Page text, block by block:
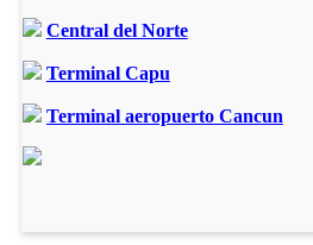
Central del Norte
Terminal Capu
Terminal aeropuerto Cancun